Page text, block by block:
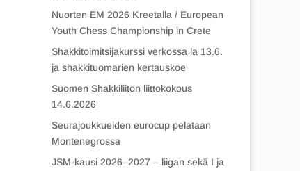
Nuorten EM 2026 Kreetalla / European
Youth Chess Championship in Crete
Shakkitoimitsijakurssi verkossa la 13.6.
ja shakkituomarien kertauskoe
Suomen Shakkiliiton liittokokous
14.6.2026
Seurajoukkueiden eurocup pelataan
Montenegrossa
JSM-kausi 2026–2027 – liigan sekä I ja